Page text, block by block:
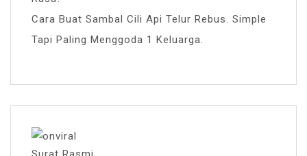
Cara Buat Sambal Cili Api Telur Rebus. Simple
Tapi Paling Menggoda 1 Keluarga.